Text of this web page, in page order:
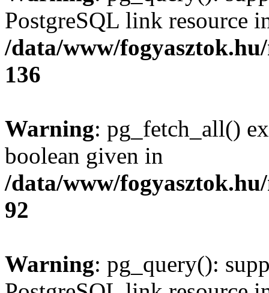
PostgreSQL link resource
/data/www/
136
Warning: pg_fetch_all()
boolean given in
/data/www/
92
Warning: pg_query():